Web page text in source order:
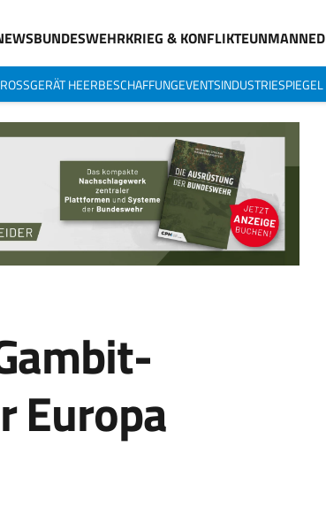
BUNDESWEHRKRIEG & KONFLIKTEUNMANNED
HEERBESCHAFFUNGEVENTSINDUSTRIESPIEGEL
Europa